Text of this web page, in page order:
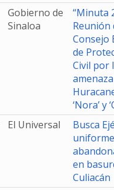
Gobierno de
Sinaloa
“Minuta
Reunión
Consejo
de
Civil por
‘Nora’ y
El Universal
Busca
en
Culiacán